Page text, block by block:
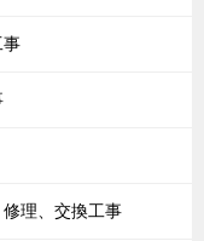
事
理、交換工事